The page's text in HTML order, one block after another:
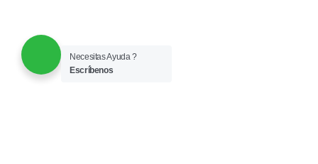
Necesitas Ayuda ?
Escríbenos